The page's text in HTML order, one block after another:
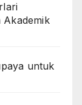
Akademik
untuk